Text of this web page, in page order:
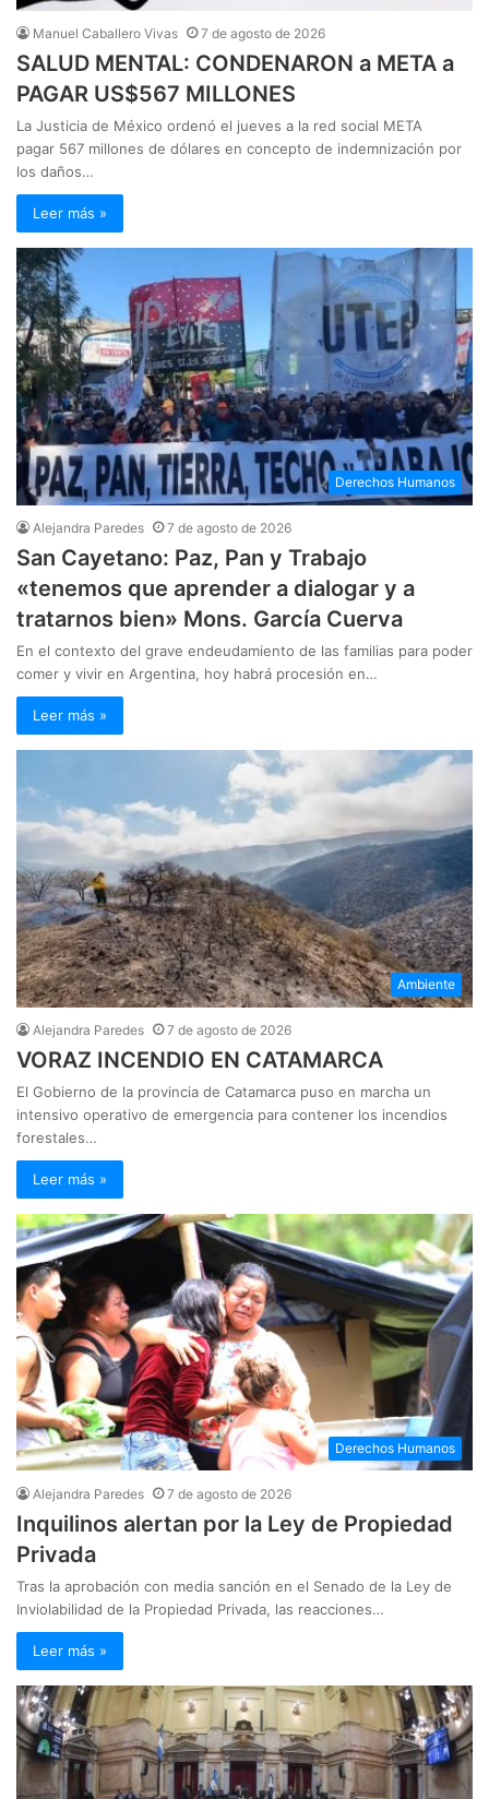
Manuel Caballero Vivas 7 de agosto de 2026
SALUD MENTAL: CONDENARON a META a
PAGAR US$567 MILLONES
La Justicia de México ordenó el jueves a la red social META
pagar 567 millones de dólares en concepto de indemnización por
los daños…
Leer más »
Derechos Humanos
Alejandra Paredes 7 de agosto de 2026
San Cayetano: Paz, Pan y Trabajo
«tenemos que aprender a dialogar y a
tratarnos bien» Mons. García Cuerva
En el contexto del grave endeudamiento de las familias para poder
comer y vivir en Argentina, hoy habrá procesión en…
Leer más »
Ambiente
Alejandra Paredes 7 de agosto de 2026
VORAZ INCENDIO EN CATAMARCA
El Gobierno de la provincia de Catamarca puso en marcha un
intensivo operativo de emergencia para contener los incendios
forestales…
Leer más »
Derechos Humanos
Alejandra Paredes 7 de agosto de 2026
Inquilinos alertan por la Ley de Propiedad
Privada
Tras la aprobación con media sanción en el Senado de la Ley de
Inviolabilidad de la Propiedad Privada, las reacciones…
Leer más »